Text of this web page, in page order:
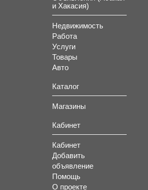
и Хакасия)
Недвижимость
Работа
Услуги
Товары
Авто
Каталог
Магазины
Кабинет
Кабинет
Добавить
объявление
Помощь
О проекте